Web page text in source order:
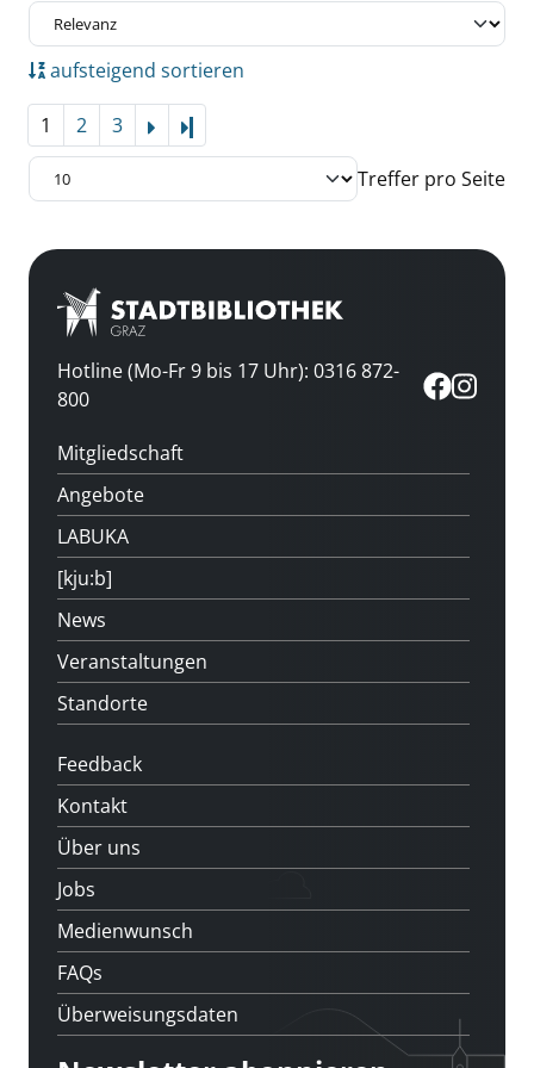
aufsteigend sortieren
1 2 3
Treffer pro Seite
Hotline (Mo-Fr 9 bis 17 Uhr): 0316 872-
800
Mitgliedschaft
Angebote
LABUKA
[kju:b]
News
Veranstaltungen
Standorte
Feedback
Kontakt
Über uns
Jobs
Medienwunsch
FAQs
Überweisungsdaten